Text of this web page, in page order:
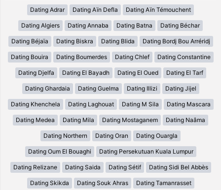
Dating Adrar Dating Aïn Defla Dating Aïn Témouchent
Dating Algiers Dating Annaba Dating Batna Dating Béchar
Dating Béjaïa Dating Biskra Dating Blida Dating Bordj Bou Arréridj
Dating Bouira Dating Boumerdes Dating Chlef Dating Constantine
Dating Djelfa Dating El Bayadh Dating El Oued Dating El Tarf
Dating Ghardaia Dating Guelma Dating Illizi Dating Jijel
Dating Khenchela Dating Laghouat Dating M Sila Dating Mascara
Dating Medea Dating Mila Dating Mostaganem Dating Naâma
Dating Northern Dating Oran Dating Ouargla
Dating Oum El Bouaghi Dating Persekutuan Kuala Lumpur
Dating Relizane Dating Saida Dating Sétif Dating Sidi Bel Abbès
Dating Skikda Dating Souk Ahras Dating Tamanrasset